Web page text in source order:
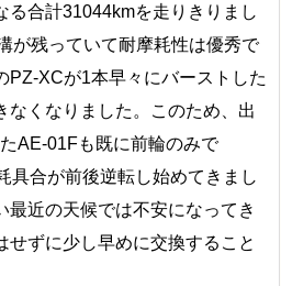
る合計31044kmを走りきりまし
が残っていて耐摩耗性は優秀で
PZ-XCが1本早々にバーストした
なくなりました。このため、出
AE-01Fも既に前輪のみで
具合が前後逆転し始めてきまし
最近の天候では不安になってき
せずに少し早めに交換すること